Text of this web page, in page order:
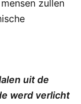
zullen
uit de
werd verlicht